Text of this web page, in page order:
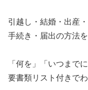
引越し・結婚・出産
手続き・届出の方法
「何を」「いつまで
要書類リスト付きで